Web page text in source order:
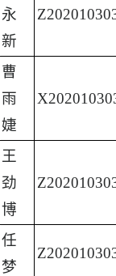
永
新
曹
雨
婕
王
劲
博
任
梦